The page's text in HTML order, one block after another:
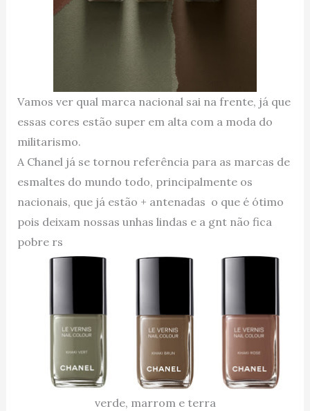
Vamos ver qual marca nacional sai na frente, já que
essas cores estão super em alta com a moda do
militarismo.
A Chanel já se tornou referência para as marcas de
esmaltes do mundo todo, principalmente os
nacionais, que já estão + antenadas o que é ótimo
pois deixam nossas unhas lindas e a gnt não fica
pobre rs
verde, marrom e terra